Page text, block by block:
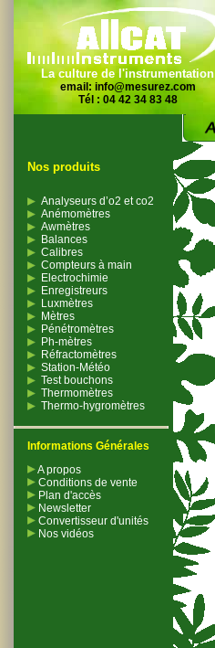
La culture de l'instrumentation
email: info@mesurez.com
Tél : 04 42 34 83 48
Nos produits
Analyseurs d’o2 et co2
Anémomètres
Awmètres
Balances
Calibres
Compteurs à main
Electrochimie
Enregistreurs
Luxmètres
Mètres
Pénétromètres
Ph-mètres
Réfractomètres
Station-Météo
Test bouchons
Thermomètres
Thermo-hygromètres
Informations Générales
A propos
Conditions de vente
Plan d'accès
Newsletter
Convertisseur d'unités
Nos vidéos